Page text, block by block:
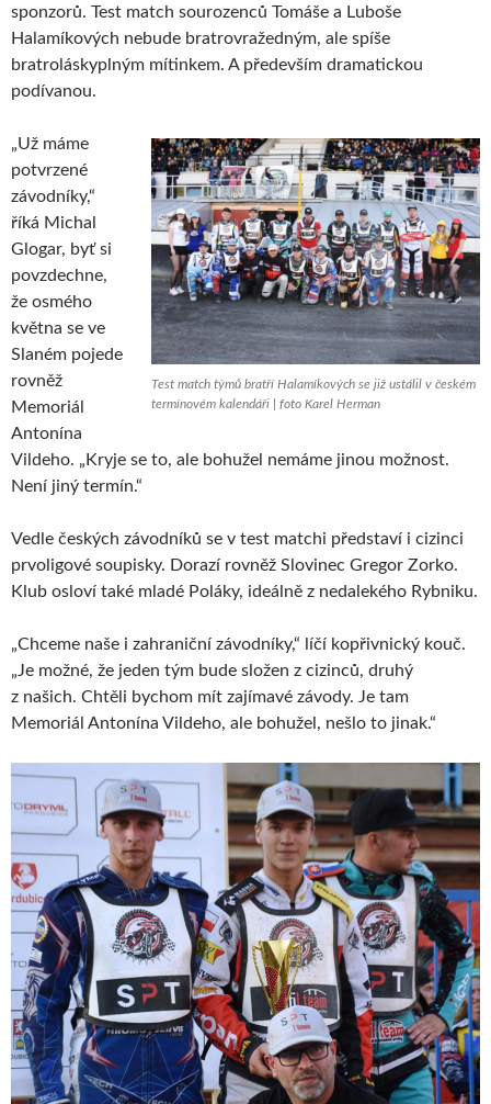
sponzorů. Test match sourozenců Tomáše a Luboše
Halamíkových nebude bratrovražedným, ale spíše
bratroláskyplným mítinkem. A především dramatickou
podívanou.
Test match týmů bratří Halamíkových se již ustálil v českém
termínovém kalendáři | foto Karel Herman
„Už máme
potvrzené
závodníky,“
říká Michal
Glogar, byť si
povzdechne,
že osmého
května se ve
Slaném pojede
rovněž
Memoriál
Antonína
Vildeho. „Kryje se to, ale bohužel nemáme jinou možnost.
Není jiný termín.“
Vedle českých závodníků se v test matchi představí i cizinci
prvoligové soupisky. Dorazí rovněž Slovinec Gregor Zorko.
Klub osloví také mladé Poláky, ideálně z nedalekého Rybniku.
„Chceme naše i zahraniční závodníky,“ líčí kopřivnický kouč.
„Je možné, že jeden tým bude složen z cizinců, druhý
z našich. Chtěli bychom mít zajímavé závody. Je tam
Memoriál Antonína Vildeho, ale bohužel, nešlo to jinak.“